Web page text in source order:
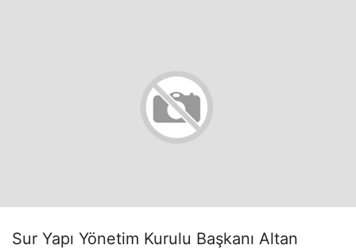
Sur Yapı Yönetim Kurulu Başkanı Altan